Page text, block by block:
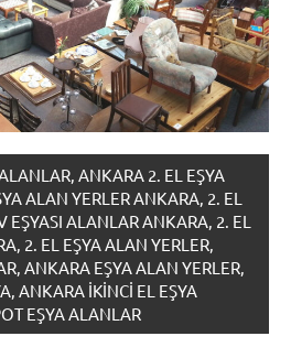
ANKARA 2. EL EŞYA
ALAN YERLER ANKARA, 2. EL
EŞYASI ALANLAR ANKARA, 2. EL
2. EL EŞYA ALAN YERLER,
ANKARA EŞYA ALAN YERLER,
ANKARA IKINCI EL EŞYA
EŞYA ALANLAR